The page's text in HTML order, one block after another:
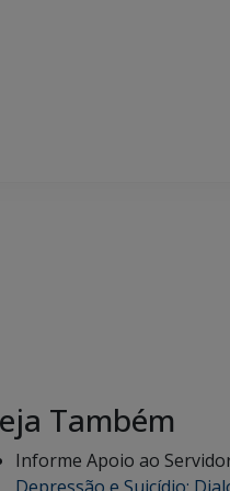
Também
Informe Apoio ao